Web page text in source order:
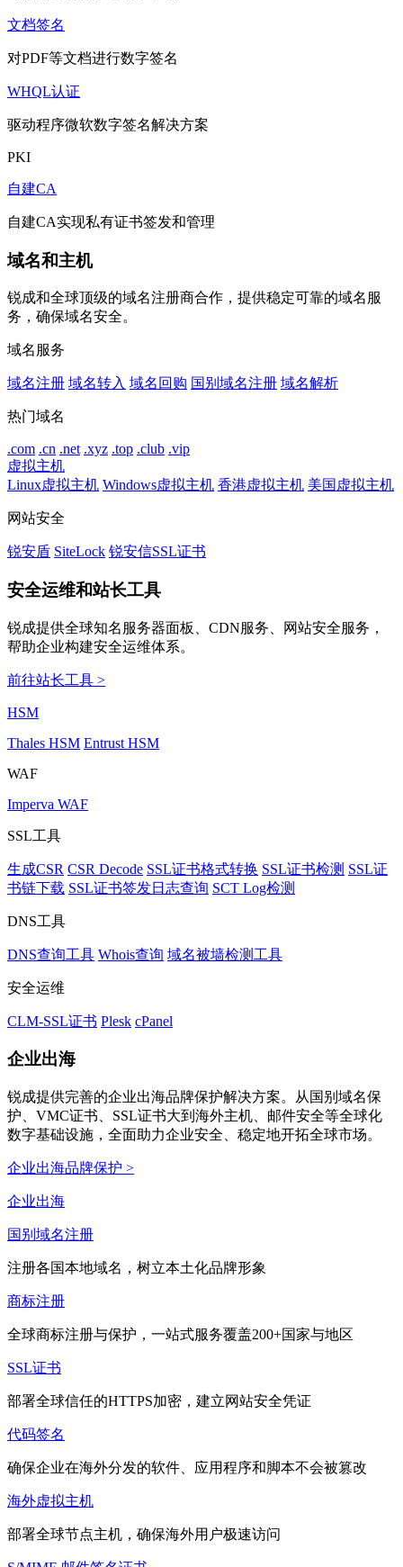
文档签名
对PDF等文档进行数字签名
WHQL认证
驱动程序微软数字签名解决方案
PKI
自建CA
自建CA实现私有证书签发和管理
域名和主机
锐成和全球顶级的域名注册商合作，提供稳定可靠的域名服
务，确保域名安全。
域名服务
域名注册 域名转入 域名回购 国别域名注册 域名解析
热门域名
.com .cn .net .xyz .top .club .vip
虚拟主机
Linux虚拟主机 Windows虚拟主机 香港虚拟主机 美国虚拟主机
网站安全
锐安盾 SiteLock 锐安信SSL证书
安全运维和站长工具
锐成提供全球知名服务器面板、CDN服务、网站安全服务，
帮助企业构建安全运维体系。
前往站长工具 >
HSM
Thales HSM Entrust HSM
WAF
Imperva WAF
SSL工具
生成CSR CSR Decode SSL证书格式转换 SSL证书检测 SSL证
书链下载 SSL证书签发日志查询 SCT Log检测
DNS工具
DNS查询工具 Whois查询 域名被墙检测工具
安全运维
CLM-SSL证书 Plesk cPanel
企业出海
锐成提供完善的企业出海品牌保护解决方案。从国别域名保
护、VMC证书、SSL证书大到海外主机、邮件安全等全球化
数字基础设施，全面助力企业安全、稳定地开拓全球市场。
企业出海品牌保护 >
企业出海
国别域名注册
注册各国本地域名，树立本土化品牌形象
商标注册
全球商标注册与保护，一站式服务覆盖200+国家与地区
SSL证书
部署全球信任的HTTPS加密，建立网站安全凭证
代码签名
确保企业在海外分发的软件、应用程序和脚本不会被篡改
海外虚拟主机
部署全球节点主机，确保海外用户极速访问